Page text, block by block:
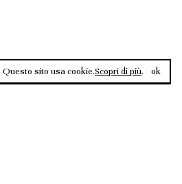
Questo sito usa cookie.Scopri di più. ok